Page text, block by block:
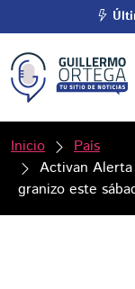
Inicio
País
Activan
granizo este